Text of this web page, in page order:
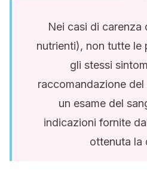
Nei casi di
nutrienti), non tutte le
gli stessi
raccomandazione
un esame del
indicazioni fornite
ottenuta la